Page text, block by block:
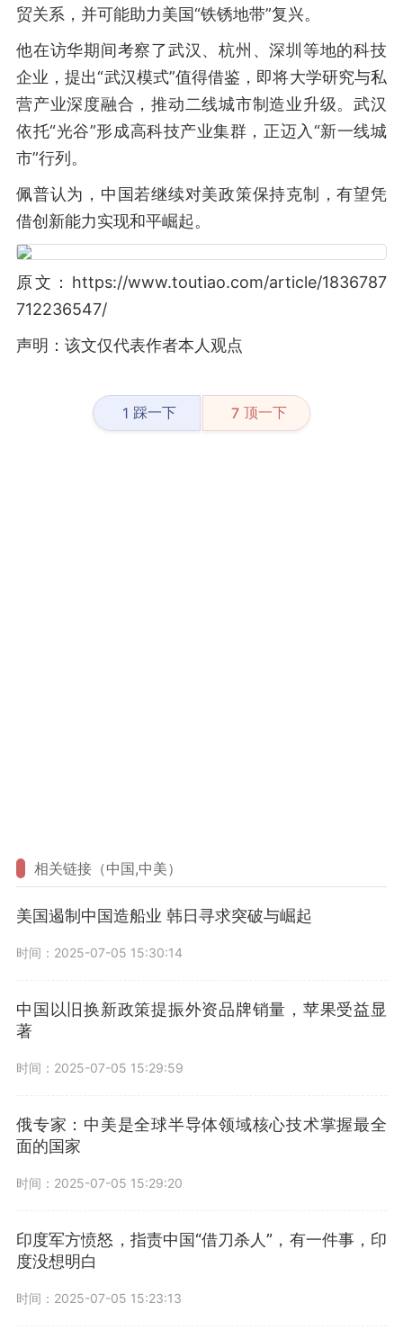
贸关系，并可能助力美国“铁锈地带”复兴。
他在访华期间考察了武汉、杭州、深圳等地的科技
企业，提出“武汉模式”值得借鉴，即将大学研究与私
营产业深度融合，推动二线城市制造业升级。武汉
依托“光谷”形成高科技产业集群，正迈入“新一线城
市”行列。
佩普认为，中国若继续对美政策保持克制，有望凭
借创新能力实现和平崛起。
原文：https://www.toutiao.com/article/1836787
712236547/
声明：该文仅代表作者本人观点
1 踩一下 7 顶一下
相关链接（中国,中美）
美国遏制中国造船业 韩日寻求突破与崛起
时间：2025-07-05 15:30:14
中国以旧换新政策提振外资品牌销量，苹果受益显
著
时间：2025-07-05 15:29:59
俄专家：中美是全球半导体领域核心技术掌握最全
面的国家
时间：2025-07-05 15:29:20
印度军方愤怒，指责中国“借刀杀人”，有一件事，印
度没想明白
时间：2025-07-05 15:23:13